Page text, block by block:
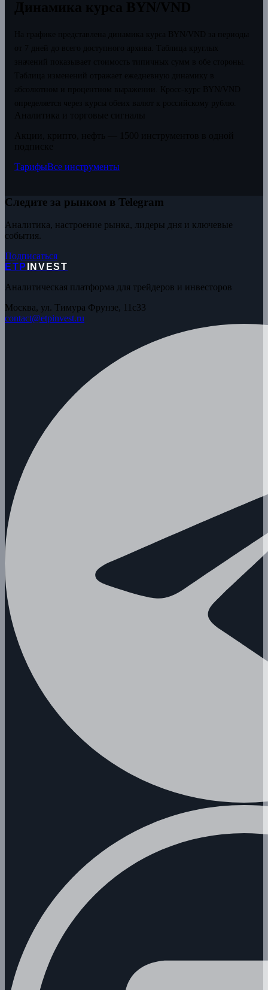
ТарифыВсе инструменты
Следите за рынком в Telegram
Аналитика, настроение рынка, лидеры дня и ключевые
события.
Подписаться
ETP
INVEST
Аналитическая платформа для трейдеров и инвесторов
Москва, ул. Тимура Фрунзе, 11с33
contact@etpinvest.ru